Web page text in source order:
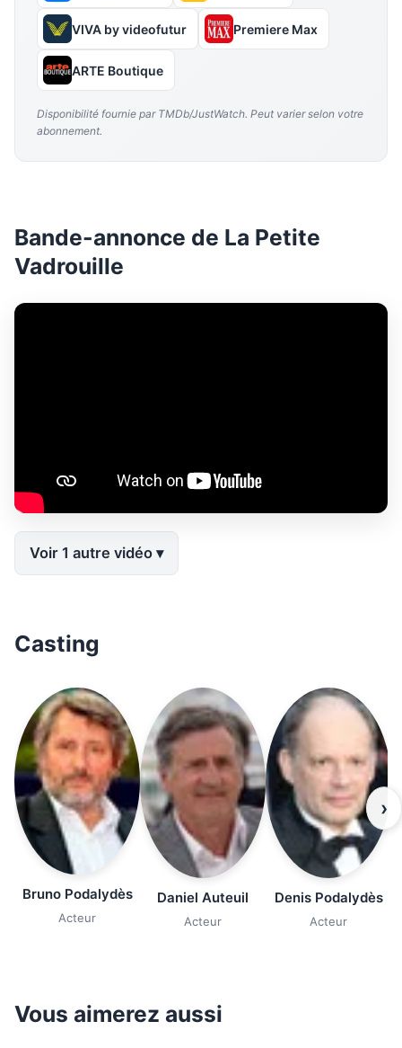
VIVA by videofutur Premiere Max
ARTE Boutique
Disponibilité fournie par TMDb/JustWatch. Peut varier selon votre
abonnement.
Bande-annonce de La Petite
Vadrouille
Voir 1 autre vidéo
Casting
Bruno Podalydès
Acteur
Daniel Auteuil
Acteur
Denis Podalydès
Acteur
›
Vous aimerez aussi